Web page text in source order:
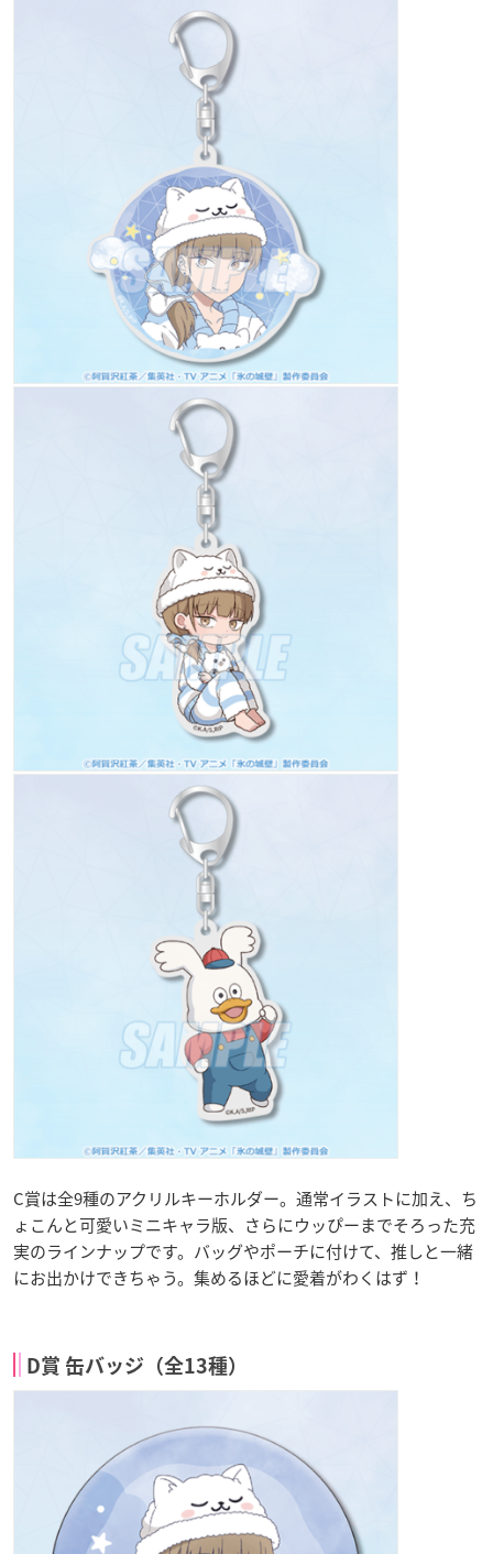
C賞は全9種のアクリルキーホルダー。通常イラストに加え、ち
ょこんと可愛いミニキャラ版、さらにウッぴーまでそろった充
実のラインナップです。バッグやポーチに付けて、推しと一緒
にお出かけできちゃう。集めるほどに愛着がわくはず！
D賞 缶バッジ（全13種）